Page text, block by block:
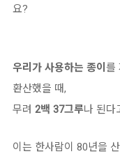
요?
우리가 사용하는 종이 를
환산했을 때,
무려 2백 37그루나 된다
이는 한사람이 80년을